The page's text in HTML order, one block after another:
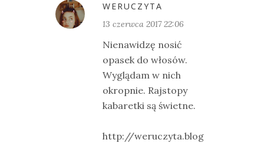
WERUCZYTA
13 czerwca 2017 22:06
Nienawidzę nosić
opasek do włosów.
Wyglądam w nich
okropnie. Rajstopy
kabaretki są świetne.
http://weruczyta.blog